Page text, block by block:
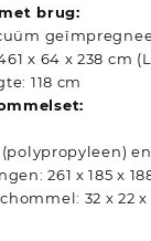
brug:
x 64 x 238 cm
118 cm
(polypropyleen)
261 x 185 x
32 x 22 x